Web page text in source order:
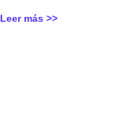
Leer más >>